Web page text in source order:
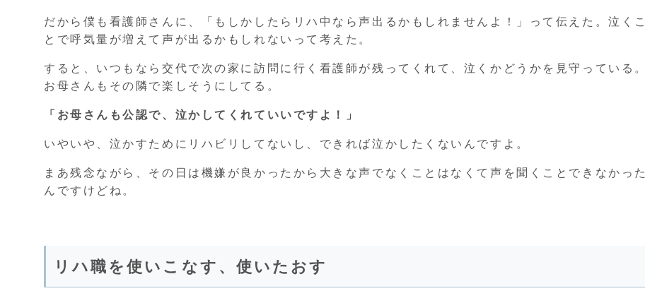
だから僕も看護師さんに、「もしかしたらリハ中なら声出るかもしれませんよ！」って伝えた。泣くこ
とで呼気量が増えて声が出るかもしれないって考えた。
すると、いつもなら交代で次の家に訪問に行く看護師が残ってくれて、泣くかどうかを見守っている。
お母さんもその隣で楽しそうにしてる。
「お母さんも公認で、泣かしてくれていいですよ！」
いやいや、泣かすためにリハビリしてないし、できれば泣かしたくないんですよ。
まあ残念ながら、その日は機嫌が良かったから大きな声でなくことはなくて声を聞くことできなかった
んですけどね。
リハ職を使いこなす、使いたおす